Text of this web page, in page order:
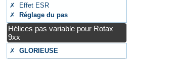
✗ Effet ESR
✗
Réglage du pas
Hélices pas variable pour Rotax
9xx
✗GLORIEUSE